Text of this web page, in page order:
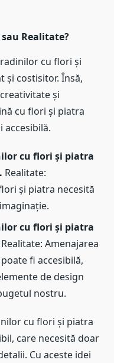
Realitate?
cu flori și
și costisitor. Însă,
și
cu flori și piatra
accesibilă.
cu flori și piatra
Realitate:
și piatra necesită
cu flori și piatra
Realitate: Amenajarea
fi accesibilă,
de design
nostru.
cu flori și piatra
care necesită doar
Cu aceste idei